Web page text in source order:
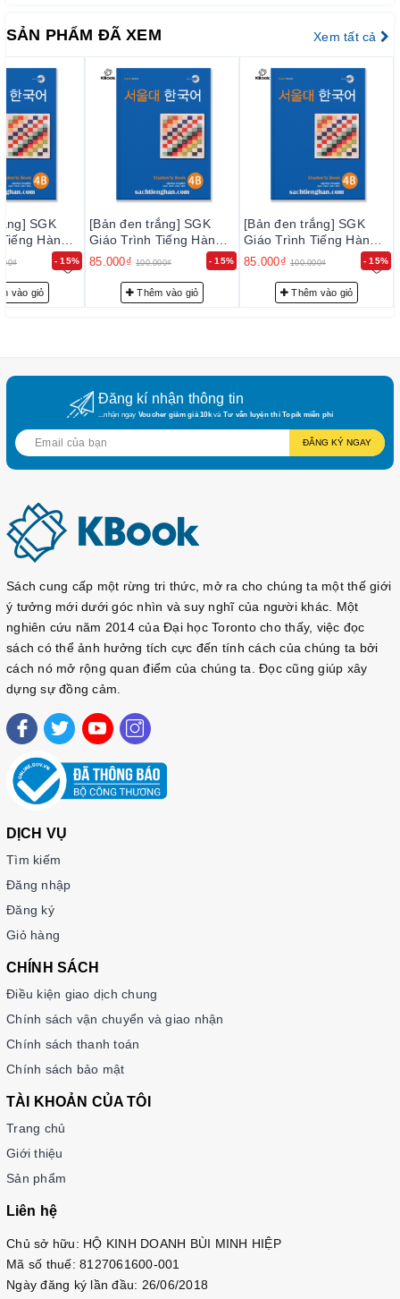
– Tư vấn học tiếng Hàn và hướng dẫn thi TOPIK miễn phí cho
khách hàng.
– Quý khách được hưởng chính sách CSKH thân thiết.
SẢN PHẨM ĐÃ XEM Xem tất cả
- 15%
SGK
Hàn
울대 한국어
vào giỏ
- 15%
[Bản đen trắng] SGK
Giáo Trình Tiếng Hàn
Seoul 4B - 서울대 한국어
85.000₫ 100.000₫
Thêm vào giỏ
- 15%
[Bản đen trắng] SGK
Giáo Trình Tiếng Hàn
Seoul 4B - 서울대 한국어
85.000₫ 100.000₫
Thêm vào giỏ
Đăng kí nhận thông tin
...nhận ngay Voucher giảm giá 10kvà Tư vấn luyện thi Topik miễn phí
ĐĂNG KÝ NGAY
Sách cung cấp một rừng tri thức, mở ra cho chúng ta một thế giới
ý tưởng mới dưới góc nhìn và suy nghĩ của người khác. Một
nghiên cứu năm 2014 của Đại học Toronto cho thấy, việc đọc
sách có thể ảnh hưởng tích cực đến tính cách của chúng ta bởi
cách nó mở rộng quan điểm của chúng ta. Đọc cũng giúp xây
dựng sự đồng cảm.
DỊCH VỤ
Tìm kiếm
Đăng nhập
Đăng ký
Giỏ hàng
CHÍNH SÁCH
Điều kiện giao dịch chung
Chính sách vận chuyển và giao nhận
Chính sách thanh toán
Chính sách bảo mật
TÀI KHOẢN CỦA TÔI
Trang chủ
Giới thiệu
Sản phẩm
Liên hệ
Chủ sở hữu: HỘ KINH DOANH BÙI MINH HIỆP
Mã số thuế: 8127061600-001
Ngày đăng ký lần đầu: 26/06/2018